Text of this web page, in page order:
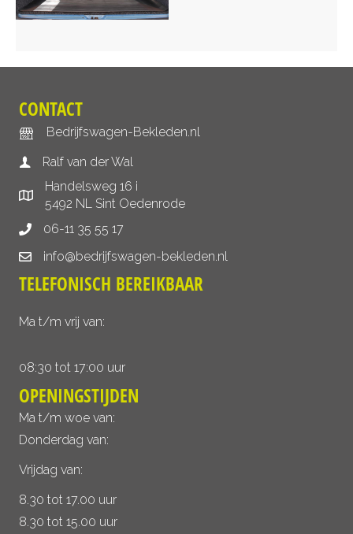
CONTACT
Bedrijfswagen-Bekleden.nl
Ralf van der Wal
Handelsweg 16 i
5492 NL Sint Oedenrode
06-11 35 55 17
info@bedrijfswagen-bekleden.nl
TELEFONISCH BEREIKBAAR
Ma t/m vrij van:
08:30 tot 17:00 uur
OPENINGSTIJDEN
Ma t/m woe van:
Donderdag van:
Vrijdag van:
8.30 tot 17.00 uur
8.30 tot 15.00 uur